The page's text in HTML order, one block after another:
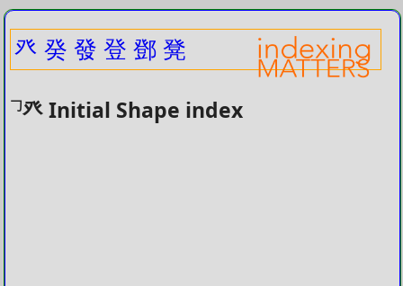
𠃌癶 Initial Shape index
癶 癸 發 登 鄧 凳